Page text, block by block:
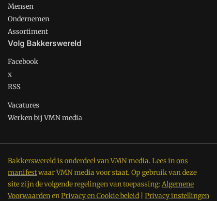
Mensen
Ondernemen
Assortiment
Volg Bakkerswereld
Facebook
x
RSS
Vacatures
Werken bij VMN media
Bakkerswereld is onderdeel van VMN media. Lees inons
manifestwaar VMN media voor staat. Op gebruik van deze
site zijn de volgende regelingen van toepassing: Algemene
VoorwaardenenPrivacy en Cookie beleid Privacy instellingen